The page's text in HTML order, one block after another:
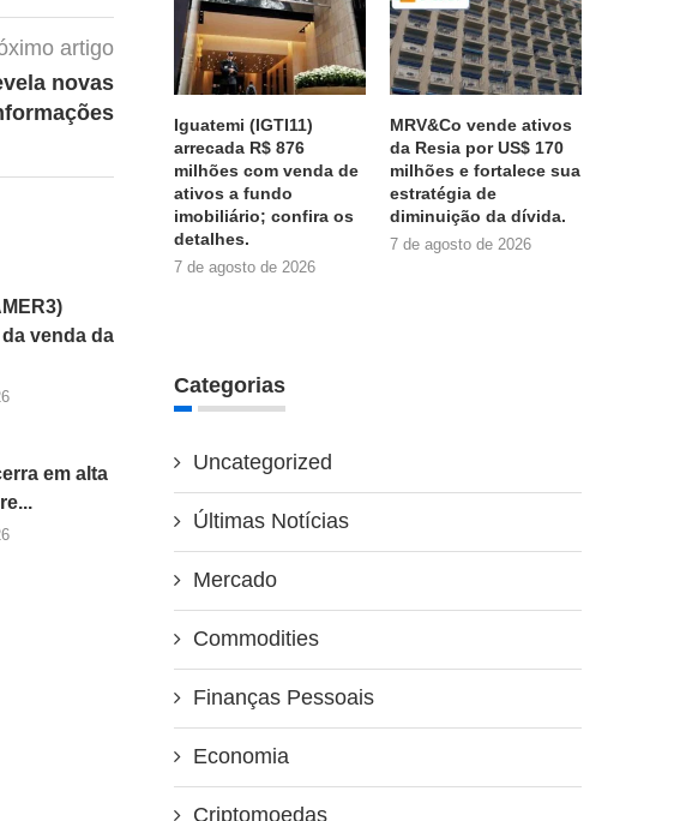
artigo
novas
venda da
em alta
Iguatemi (IGTI11)
arrecada R$ 876
milhões com venda de
ativos a fundo
imobiliário; confira os
detalhes.
7 de agosto de 2026
MRV&Co vende ativos
da Resia por US$ 170
milhões e fortalece sua
estratégia de
diminuição da dívida.
7 de agosto de 2026
Categorias
Uncategorized
Últimas Notícias
Mercado
Commodities
Finanças Pessoais
Economia
Criptomoedas